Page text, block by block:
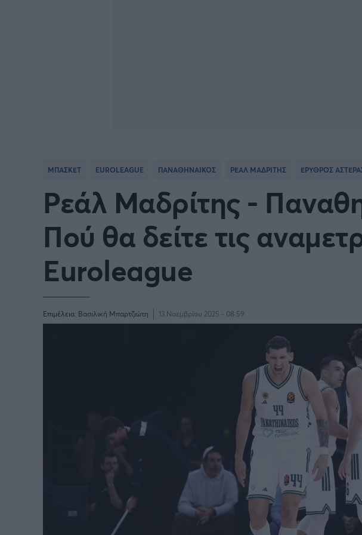
ΜΠΑΣΚΕΤ EUROLEAGUE ΠΑΝΑΘΗΝΑΙΚΟΣ ΡΕΑΛ ΜΑΔΡΙΤΗΣ ΕΡΥΘΡΟΣ
Ρεάλ Μαδρίτης -
Πού θα δείτε τις
Euroleague
Επιμέλεια: Βασιλική Μπαρτζιώτη 13 Νοεμβρίου 2025 - 08:59